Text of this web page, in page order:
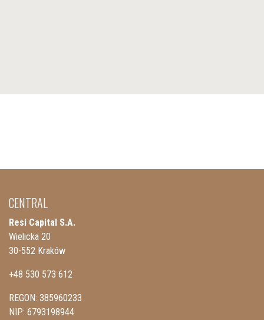
CENTRAL
Resi Capital S.A.
Wielicka 20
30-552 Kraków
+48 530 573 612
REGON: 385960233
NIP: 6793198944